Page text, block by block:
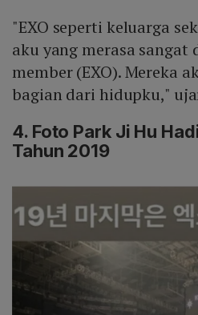
"EXO seperti keluarga
aku yang merasa sangat
member (EXO). Mereka
bagian dari hidupku,"
4. Foto Park Ji Hu
Tahun 2019